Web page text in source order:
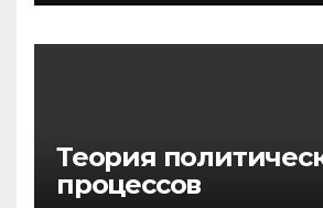
Теория
процессов